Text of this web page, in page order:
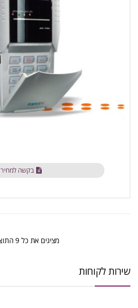
בקשה למחיר
מציגים את כל ⁦9⁩ התוצאות
שירות לקוחות